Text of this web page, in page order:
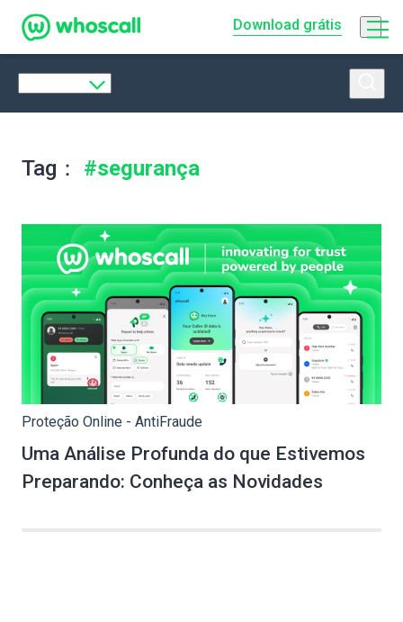
WhoscallDownload grátis
Tag： #segurança
Proteção Online - AntiFraude
Uma Análise Profunda do que Estivemos
Preparando: Conheça as Novidades